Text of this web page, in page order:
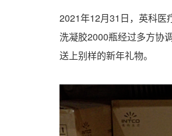
2021年12月31日，英科医
洗凝胶2000瓶经过多方协
送上别样的新年礼物。